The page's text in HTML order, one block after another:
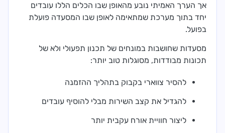
אך הערך האמיתי נובע מהאופן שבו הכלים הללו עובדים
יחד בתוך מערכת שמתאימה לאופן שבו המסעדה פועלת
בפועל.
מסעדות שחושבות במונחים של תכנון תפעולי ולא של
תכונות מבודדות, מסוגלות טוב יותר:
להסיר צווארי בקבוק בתהליך ההזמנה
להגדיל את קצב השירות מבלי להוסיף עובדים
ליצור חוויית אורח עקבית יותר